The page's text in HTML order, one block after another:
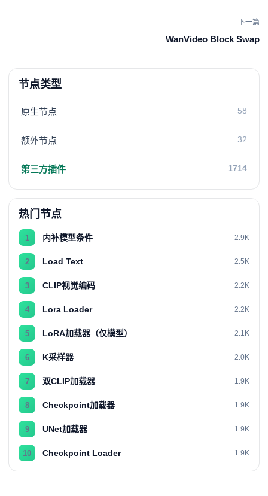
下一篇
WanVideo Block Swap
节点类型
原生节点 58
额外节点 32
第三方插件 1714
热门节点
1 内补模型条件 2.9K
2 Load Text 2.5K
3 CLIP视觉编码 2.2K
4 Lora Loader 2.2K
5 LoRA加载器（仅模型） 2.1K
6 K采样器 2.0K
7 双CLIP加载器 1.9K
8 Checkpoint加载器 1.9K
9 UNet加载器 1.9K
10 Checkpoint Loader 1.9K